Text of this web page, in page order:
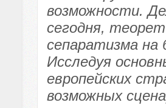
возможности.
сегодня,
сепаратизма на
Исследуя
европейских
возможных